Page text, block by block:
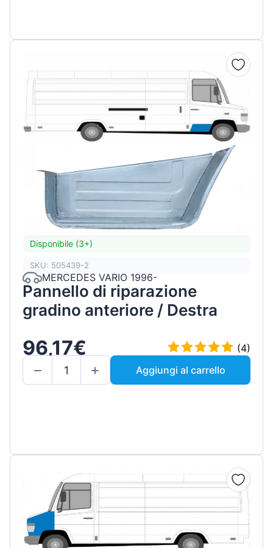
Disponibile (3+)
SKU: 505439-2
MERCEDES VARIO 1996-
Pannello di riparazione
gradino anteriore / Destra
96,17€
(4)
Aggiungi al carrello